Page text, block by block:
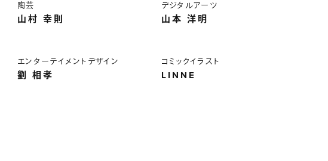
陶芸
山村 幸則
デジタルアーツ
山本 洋明
エンターテイメントデザイン
劉 相孝
コミックイラスト
LINNE